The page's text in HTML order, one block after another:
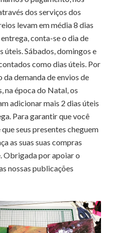
dos serviços dos
levam em média 8 dias
conta-se o dia de
úteis. Sábados, domingos e
como dias úteis. Por
da demanda de envios de
na época do Natal, os
adicionar mais 2 dias úteis
Para garantir que você
seus presentes cheguem
as suas suas compras
Obrigada por apoiar o
nossas publicações